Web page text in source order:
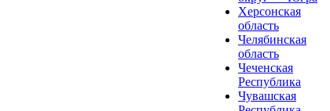
Херсонская
область
Челябинская
область
Чеченская
Республика
Чувашская